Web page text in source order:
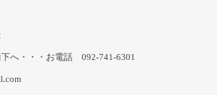
へ・・・お電話 092-741-6301